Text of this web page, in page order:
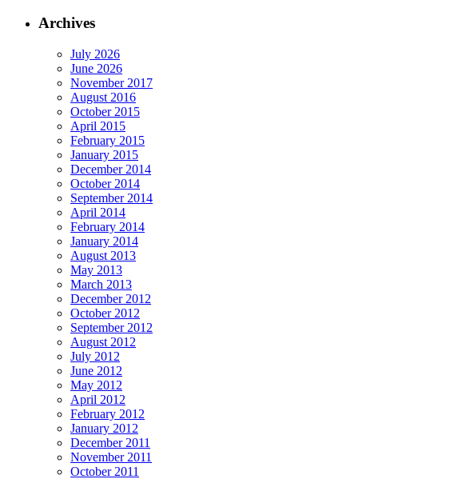
Archives
July 2026
June 2026
November 2017
August 2016
October 2015
April 2015
February 2015
January 2015
December 2014
October 2014
September 2014
April 2014
February 2014
January 2014
August 2013
May 2013
March 2013
December 2012
October 2012
September 2012
August 2012
July 2012
June 2012
May 2012
April 2012
February 2012
January 2012
December 2011
November 2011
October 2011